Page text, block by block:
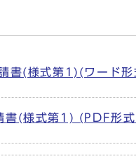
書(様式第1)(ワード
書(様式第1) (PDF形